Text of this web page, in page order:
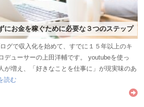
にお金を稼ぐために必要な３つのステップ
グで収入化を始めて、すでに１５年以上のキ
デューサーの上田洋輔です。 youtubeを使っ
が増え、「好きなことを仕事に」が現実味のあ
読む